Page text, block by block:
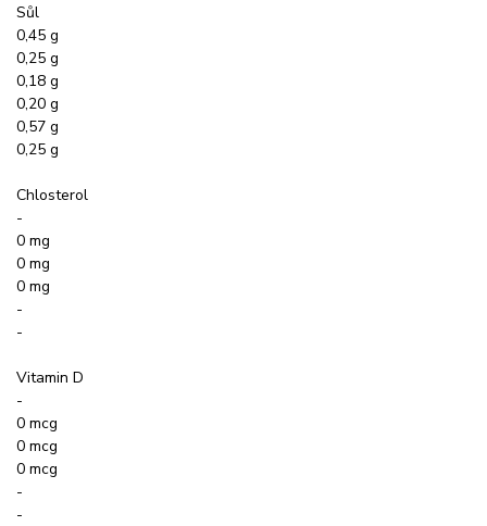
Sůl
0,45 g
0,25 g
0,18 g
0,20 g
0,57 g
0,25 g
Chlosterol
-
0 mg
0 mg
0 mg
-
-
Vitamin D
-
0 mcg
0 mcg
0 mcg
-
-